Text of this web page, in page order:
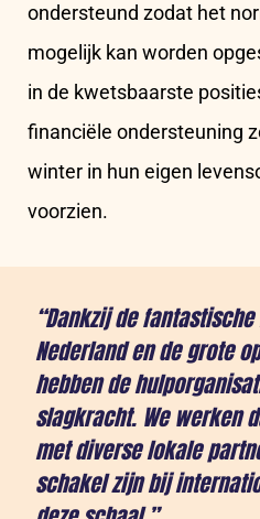
ondersteund zodat het
mogelijk kan worden
in de kwetsbaarste
financiële ondersteuning
winter in hun eigen
voorzien.
“Dankzij de
Nederland en de grote
hebben de
slagkracht. We werken
met diverse lokale
schakel zijn bij